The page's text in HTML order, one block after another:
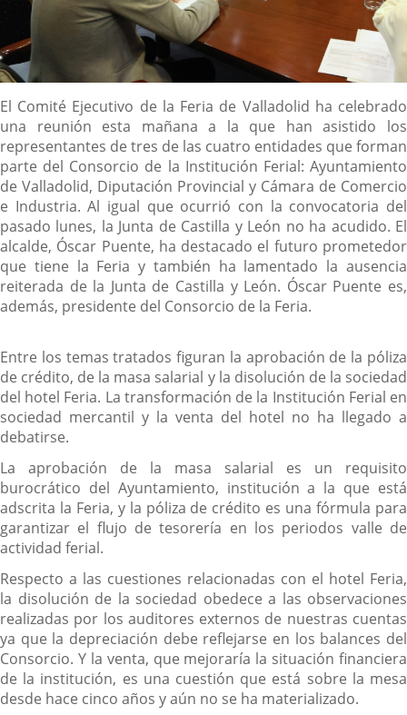
Descripción
El Comité Ejecutivo de la Feria de Valladolid ha celebrado
una reunión esta mañana a la que han asistido los
representantes de tres de las cuatro entidades que forman
parte del Consorcio de la Institución Ferial: Ayuntamiento
de Valladolid, Diputación Provincial y Cámara de Comercio
e Industria. Al igual que ocurrió con la convocatoria del
pasado lunes, la Junta de Castilla y León no ha acudido. El
alcalde, Óscar Puente, ha destacado el futuro prometedor
que tiene la Feria y también ha lamentado la ausencia
reiterada de la Junta de Castilla y León. Óscar Puente es,
además, presidente del Consorcio de la Feria.
Entre los temas tratados figuran la aprobación de la póliza
de crédito, de la masa salarial y la disolución de la sociedad
del hotel Feria. La transformación de la Institución Ferial en
sociedad mercantil y la venta del hotel no ha llegado a
debatirse.
La aprobación de la masa salarial es un requisito
burocrático del Ayuntamiento, institución a la que está
adscrita la Feria, y la póliza de crédito es una fórmula para
garantizar el flujo de tesorería en los periodos valle de
actividad ferial.
Respecto a las cuestiones relacionadas con el hotel Feria,
la disolución de la sociedad obedece a las observaciones
realizadas por los auditores externos de nuestras cuentas
ya que la depreciación debe reflejarse en los balances del
Consorcio. Y la venta, que mejoraría la situación financiera
de la institución, es una cuestión que está sobre la mesa
desde hace cinco años y aún no se ha materializado.